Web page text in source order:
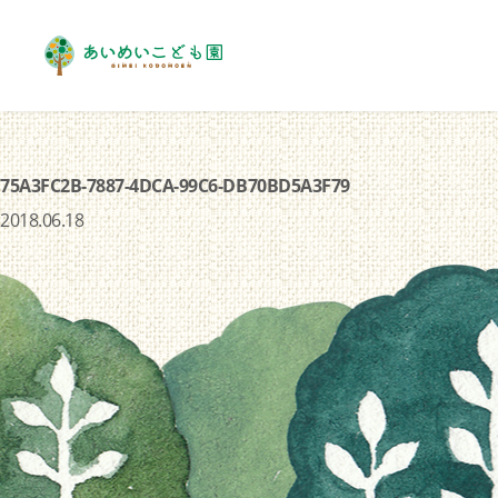
75A3FC2B-7887-4DCA-99C6-DB70BD5A3F79
2018.06.18